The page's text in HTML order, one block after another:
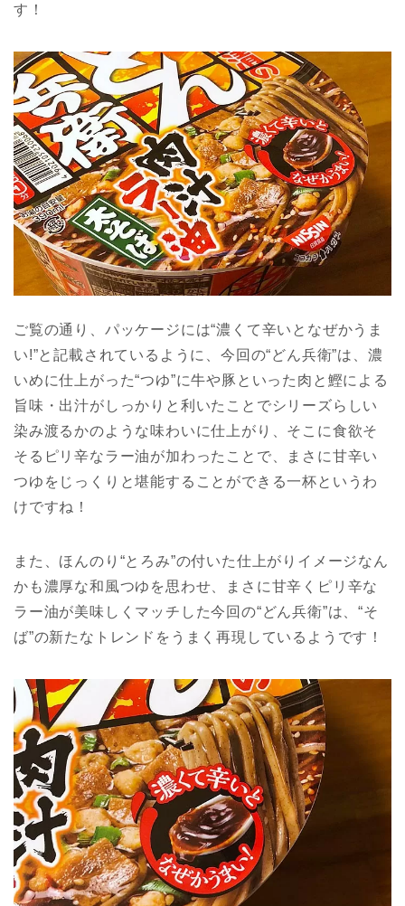
す！
ご覧の通り、パッケージには“濃くて辛いとなぜかうま
い!”と記載されているように、今回の“どん兵衛”は、濃
いめに仕上がった“つゆ”に牛や豚といった肉と鰹による
旨味・出汁がしっかりと利いたことでシリーズらしい
染み渡るかのような味わいに仕上がり、そこに食欲そ
そるピリ辛なラー油が加わったことで、まさに甘辛い
つゆをじっくりと堪能することができる一杯というわ
けですね！
また、ほんのり“とろみ”の付いた仕上がりイメージなん
かも濃厚な和風つゆを思わせ、まさに甘辛くピリ辛な
ラー油が美味しくマッチした今回の“どん兵衛”は、“そ
ば”の新たなトレンドをうまく再現しているようです！